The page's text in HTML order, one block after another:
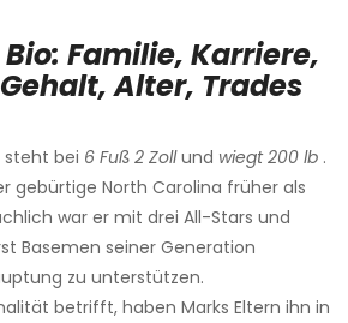
Familie, Karriere,
Alter, Trades
steht bei 6 Fuß 2 Zollund wiegt 200 lb .
gebürtige North Carolina früher als
war er mit drei All-Stars und
Basemen seiner Generation
zu unterstützen.
betrifft, haben Marks Eltern ihn in